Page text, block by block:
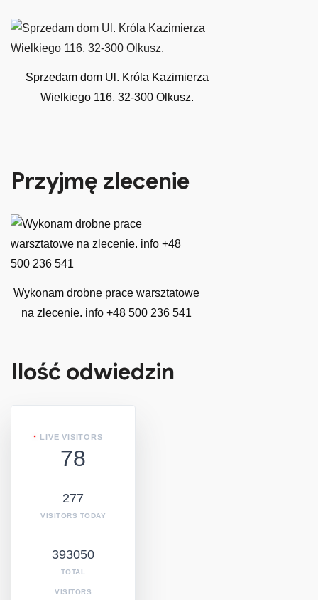
Sprzedam dom Ul. Króla Kazimierza
Wielkiego 116, 32-300 Olkusz.
Przyjmę zlecenie
Wykonam drobne prace warsztatowe
na zlecenie. info +48 500 236 541
Ilość odwiedzin
LIVE VISITORS
78
277
VISITORS TODAY
393050
TOTAL
VISITORS